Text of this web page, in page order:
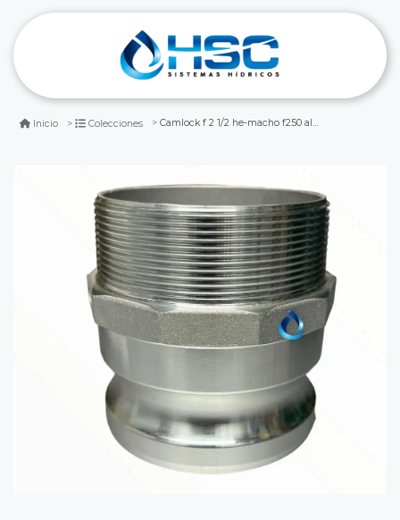
Inicio Colecciones Camlock f 2 1/2 he-macho f250 aluminio